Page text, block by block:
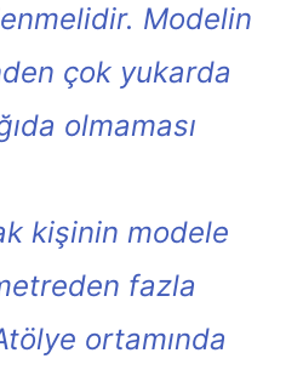
Modelin
çok yukarda
olmaması
kişinin modele
fazla
ortamında